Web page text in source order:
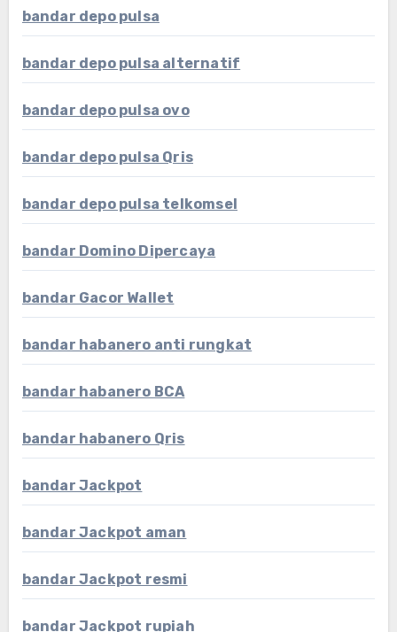
bandar depo pulsa
bandar depo pulsa alternatif
bandar depo pulsa ovo
bandar depo pulsa Qris
bandar depo pulsa telkomsel
bandar Domino Dipercaya
bandar Gacor Wallet
bandar habanero anti rungkat
bandar habanero BCA
bandar habanero Qris
bandar Jackpot
bandar Jackpot aman
bandar Jackpot resmi
bandar Jackpot rupiah